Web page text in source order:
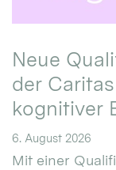
Neue
der
kognitiver
6. August 2026
Mit einer